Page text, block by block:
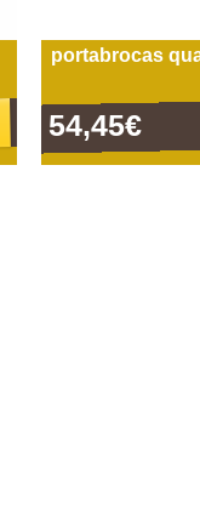
portabrocas
54,45€